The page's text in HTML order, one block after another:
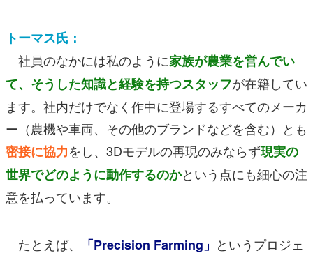
トーマス氏：
社員のなかには私のように家族が農業を営んでい
て、そうした知識と経験を持つスタッフが在籍してい
ます。社内だけでなく作中に登場するすべてのメーカ
ー（農機や車両、その他のブランドなどを含む）とも
密接に協力をし、3Dモデルの再現のみならず現実の
世界でどのように動作するのかという点にも細心の注
意を払っています。
たとえば、 「Precision Farming」 というプロジェ